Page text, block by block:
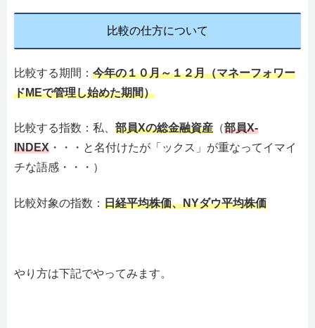
比較の仕方について
比較する期間： 今年の１０月～１２月（マネーフォワー
ドMEで管理し始めた期間）
比較する指数：私、 部員Xの総金融資産 （部員X-
INDEX ・・・と名付けたが「ックス」が重なってイマイ
チな語感・・・）
比較対象の指数： 日経平均株価、NYダウ平均株価
やり方は下記でやってみます。